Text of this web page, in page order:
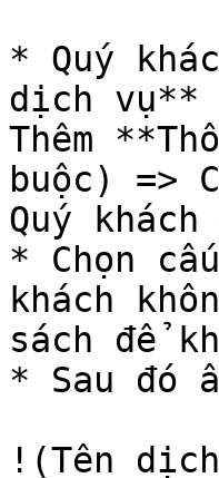
* Quý
dịch vụ**
Thêm
buộc) =>
Quý
* Chọn
khách
sách để
* Sau đó
!(Tên